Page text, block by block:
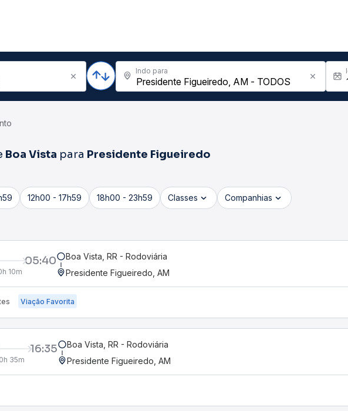
Indo para
Boa Vista para Presidente Figueiredo
12h00 - 17h59 18h00 - 23h59 Classes Companhias
05:40
10m
Boa Vista, RR - Rodoviária
Presidente Figueiredo, AM
Viação Favorita
16:35
35m
Boa Vista, RR - Rodoviária
Presidente Figueiredo, AM